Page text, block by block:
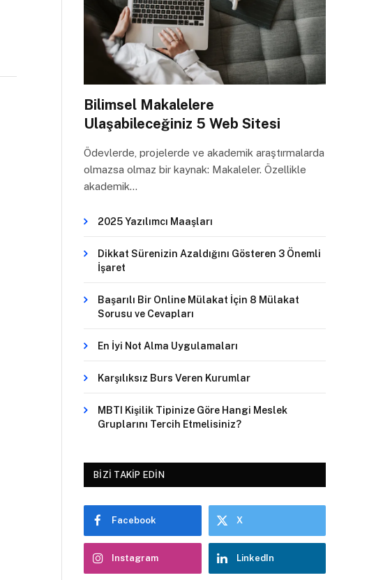
Bilimsel Makalelere
Ulaşabileceğiniz 5 Web Sitesi
Ödevlerde, projelerde ve akademik araştırmalarda
olmazsa olmaz bir kaynak: Makaleler. Özellikle
akademik…
2025 Yazılımcı Maaşları
Dikkat Sürenizin Azaldığını Gösteren 3 Önemli
İşaret
Başarılı Bir Online Mülakat İçin 8 Mülakat
Sorusu ve Cevapları
En İyi Not Alma Uygulamaları
Karşılıksız Burs Veren Kurumlar
MBTI Kişilik Tipinize Göre Hangi Meslek
Gruplarını Tercih Etmelisiniz?
BIZI TAKIP EDIN
Facebook X
Instagram LinkedIn